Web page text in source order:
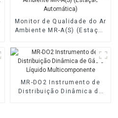
Monitor de Qualidade do Ar
Ambiente MR-A(S) (Estação
MR-DO2 Instrumento de
Distribuição Dinâmica de